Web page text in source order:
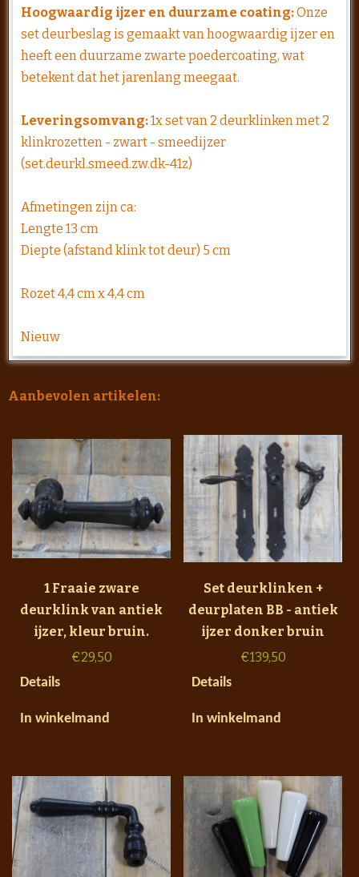
Hoogwaardig ijzer en duurzame coating:Onze
set deurbeslag is gemaakt van hoogwaardig ijzer en
heeft een duurzame zwarte poedercoating, wat
betekent dat het jarenlang meegaat.
Leveringsomvang:1x set van 2 deurklinken met 2
klinkrozetten - zwart - smeedijzer
(set.deurkl.smeed.zw.dk-41z)
Afmetingen zijn ca:
Lengte 13 cm
Diepte (afstand klink tot deur) 5 cm
Rozet 4,4 cm x 4,4 cm
Nieuw
Aanbevolen artikelen:
1 Fraaie zware
deurklink van antiek
ijzer, kleur bruin.
€29,50
Details
In winkelmand
Set deurklinken +
deurplaten BB - antiek
ijzer donker bruin
€139,50
Details
In winkelmand